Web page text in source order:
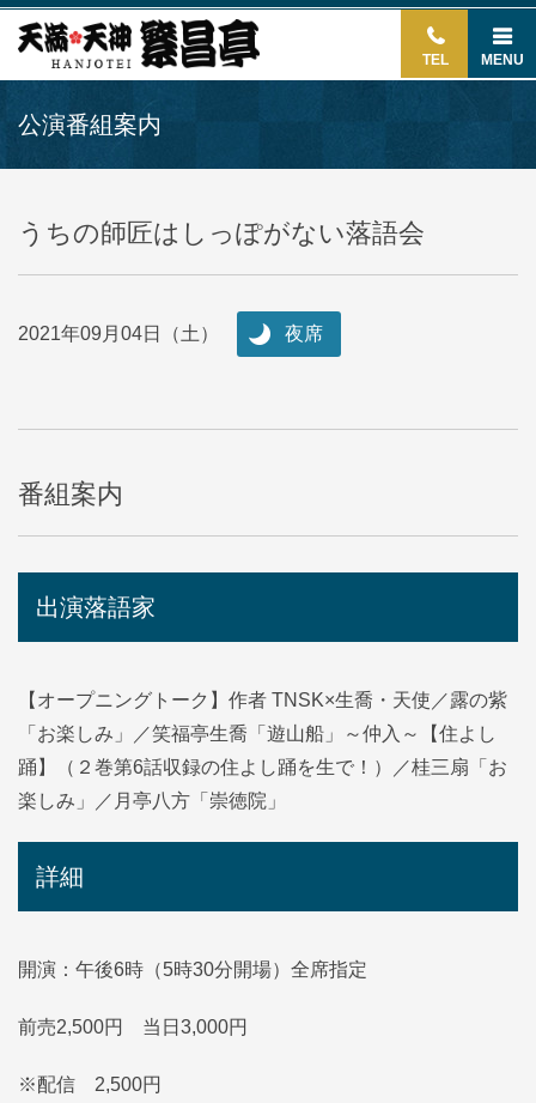
TEL MENU
公演番組案内
うちの師匠はしっぽがない落語会
2021年09月04日（土） 夜席
番組案内
出演落語家
【オープニングトーク】作者 TNSK×生喬・天使／露の紫
「お楽しみ」／笑福亭生喬「遊山船」～仲入～【住よし
踊】（２巻第6話収録の住よし踊を生で！）／桂三扇「お
楽しみ」／月亭八方「崇徳院」
詳細
開演：午後6時（5時30分開場）全席指定
前売2,500円 当日3,000円
※配信 2,500円